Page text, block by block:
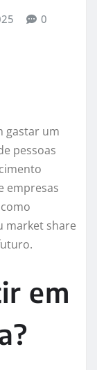
0
gastar um
pessoas
empresas
market share
em